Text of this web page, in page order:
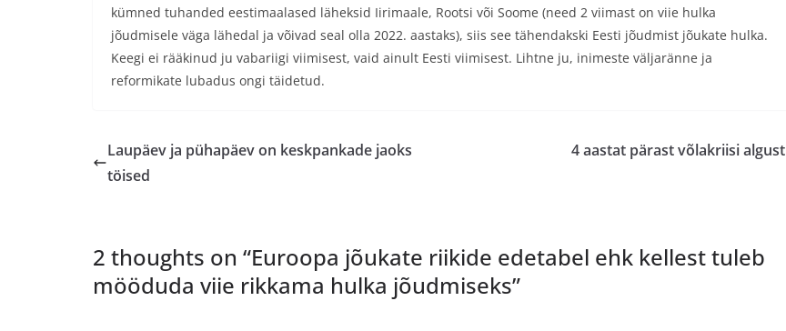
kümned tuhanded eestimaalased läheksid Iirimaale, Rootsi või Soome (need 2 viimast on viie hulka
jõudmisele väga lähedal ja võivad seal olla 2022. aastaks), siis see tähendakski Eesti jõudmist jõukate hulka.
Keegi ei rääkinud ju vabariigi viimisest, vaid ainult Eesti viimisest. Lihtne ju, inimeste väljaränne ja
reformikate lubadus ongi täidetud.
Laupäev ja pühapäev on keskpankade jaoks
töised
4 aastat pärast võlakriisi algust
2 thoughts on “Euroopa jõukate riikide edetabel ehk kellest tuleb
mööduda viie rikkama hulka jõudmiseks”